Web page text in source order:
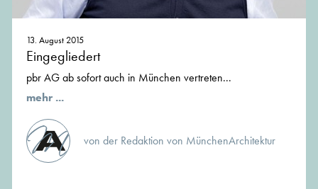
13. August 2015
Eingegliedert
pbr AG ab sofort auch in München vertreten...
mehr ...
von der Redaktion von MünchenArchitektur